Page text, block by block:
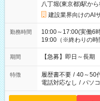
八丁堀(東京都)駅か
建設業界向けのAI
勤務時間
10:00～17:00(実働6
19:00（※終わりの時
期間 【急募】即日～長
特徴 履歴書不要 / 40～50
電話対応なし / パソ